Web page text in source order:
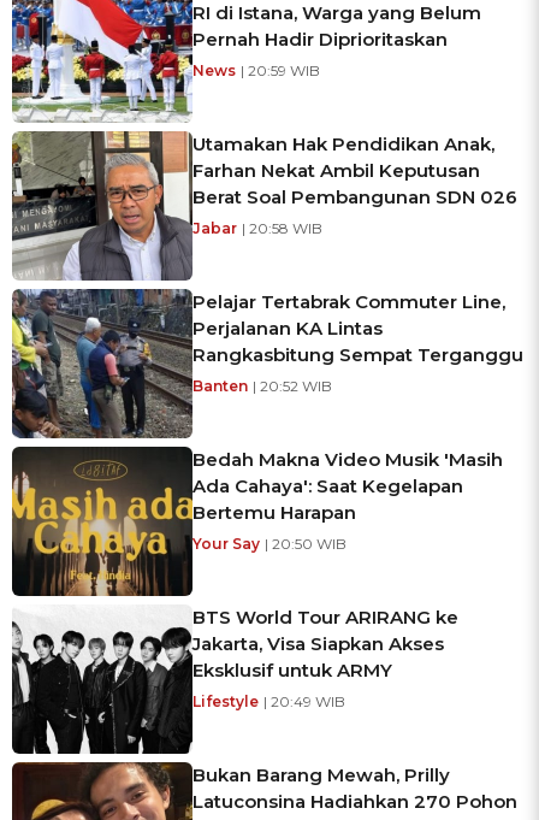
RI di Istana, Warga yang Belum
Pernah Hadir Diprioritaskan
News | 20:59 WIB
Utamakan Hak Pendidikan Anak,
Farhan Nekat Ambil Keputusan
Berat Soal Pembangunan SDN 026
Jabar | 20:58 WIB
Pelajar Tertabrak Commuter Line,
Perjalanan KA Lintas
Rangkasbitung Sempat Terganggu
Banten | 20:52 WIB
Bedah Makna Video Musik 'Masih
Ada Cahaya': Saat Kegelapan
Bertemu Harapan
Your Say | 20:50 WIB
BTS World Tour ARIRANG ke
Jakarta, Visa Siapkan Akses
Eksklusif untuk ARMY
Lifestyle | 20:49 WIB
Bukan Barang Mewah, Prilly
Latuconsina Hadiahkan 270 Pohon